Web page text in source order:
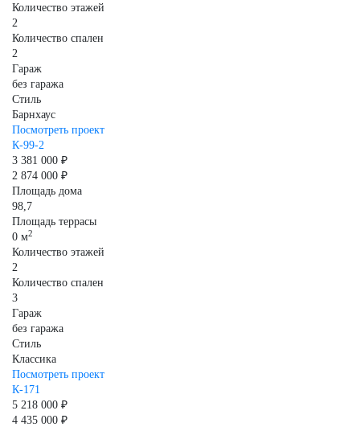
Количество этажей
2
Количество спален
2
Гараж
без гаража
Стиль
Барнхаус
Посмотреть проект
К-99-2
3 381 000 ₽
2 874 000 ₽
Площадь дома
98,7
Площадь террасы
0 м2
Количество этажей
2
Количество спален
3
Гараж
без гаража
Стиль
Классика
Посмотреть проект
К-171
5 218 000 ₽
4 435 000 ₽